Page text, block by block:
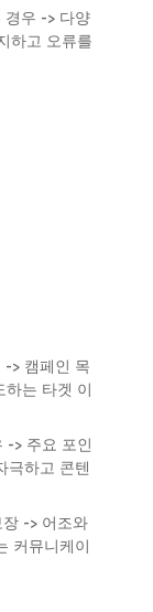
경우 -> 다양
하고 오류를
> 캠페인 목
하는 타겟 이
-> 주요 포인
극하고 콘텐
-> 어조와
커뮤니케이